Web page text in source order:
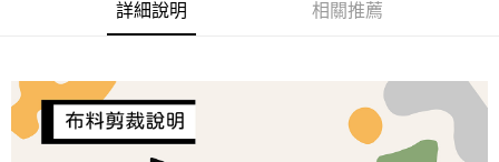
2.付款方式選擇「大哥付你分期」，訂單成立後會自動跳轉到大哥付的交易
流程，驗證手機門號後，選擇欲分期的期數、繳款截止日，確認付款後即完
4.訂單成立30分鐘內，如未前往確認交易或遇審核未通過，訂單將自動取
消。如遇「轉專審核」未通過狀況，表示未達大哥付你分期系統評分，恕無
法說明評估內容。
【關於「AFTEE先享後付」】
便利好安心！
１．簡單：不需註冊會員、不需綁卡、不需儲值。
２．便利：只要手機號碼，簡訊認證，即可結帳。
３．安心：先確認商品／服務後，再付款。
運送方式
全家取貨付款
詳細說明 相關推薦